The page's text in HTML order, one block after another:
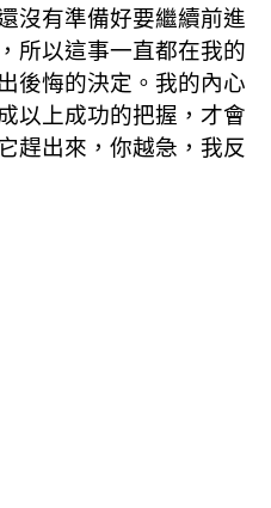
沒有準備好要繼續前進
所以這事一直都在我的
後悔的決定。我的內心
以上成功的把握，才會
趕出來，你越急，我反